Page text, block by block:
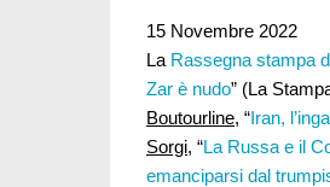
15 Novembre 2022
La Rassegna stampa
Zar è nudo” (La
Boutourline, “Iran,
Sorgi, “La Russa e il
emanciparsi dal